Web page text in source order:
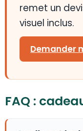
remet un
visuel inclus.
Demander
FAQ :